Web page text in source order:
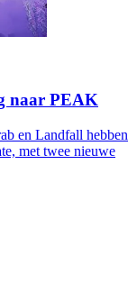
naar PEAK
en Landfall hebben
met twee nieuwe